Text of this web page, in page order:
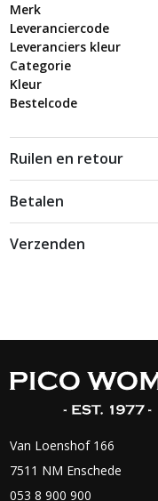
Merk
Leveranciercode
Leveranciers kleur
Categorie
Kleur
Bestelcode
Ruilen en retour
Betalen
Verzenden
Van Loenshof 166
7511 NM Enschede
053 8 900 900